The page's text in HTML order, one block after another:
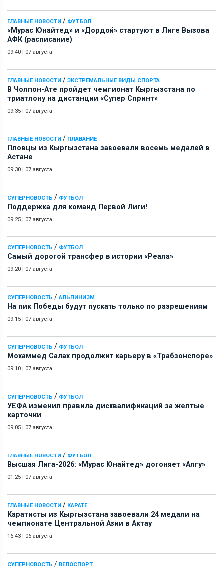
ГЛАВНЫЕ НОВОСТИ / ФУТБОЛ
«Мурас Юнайтед» и «Дордой» стартуют в Лиге Вызова
АФК (расписание)
09:40 | 07 августа
ГЛАВНЫЕ НОВОСТИ / ЭКСТРЕМАЛЬНЫЕ ВИДЫ СПОРТА
В Чолпон-Ате пройдет чемпионат Кыргызстана по
триатлону на дистанции «Супер Спринт»
09:35 | 07 августа
ГЛАВНЫЕ НОВОСТИ / ПЛАВАНИЕ
Пловцы из Кыргызстана завоевали восемь медалей в
Астане
09:30 | 07 августа
СУПЕРНОВОСТЬ / ФУТБОЛ
Поддержка для команд Первой Лиги!
09:25 | 07 августа
СУПЕРНОВОСТЬ / ФУТБОЛ
Самый дорогой трансфер в истории «Реала»
09:20 | 07 августа
СУПЕРНОВОСТЬ / АЛЬПИНИЗМ
На пик Победы будут пускать только по разрешениям
09:15 | 07 августа
СУПЕРНОВОСТЬ / ФУТБОЛ
Мохаммед Салах продолжит карьеру в «Трабзонспоре»
09:10 | 07 августа
СУПЕРНОВОСТЬ / ФУТБОЛ
УЕФА изменил правила дисквалификаций за желтые
карточки
09:05 | 07 августа
ГЛАВНЫЕ НОВОСТИ / ФУТБОЛ
Высшая Лига-2026: «Мурас Юнайтед» догоняет «Алгу»
01:25 | 07 августа
ГЛАВНЫЕ НОВОСТИ / КАРАТЕ
Каратисты из Кыргызстана завоевали 24 медали на
чемпионате Центральной Азии в Актау
16:43 | 06 августа
СУПЕРНОВОСТЬ / ВЕЛОСПОРТ